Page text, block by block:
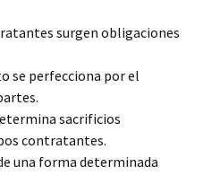
surgen obligaciones
se perfecciona por el
sacrificios
contratantes.
una forma determinada